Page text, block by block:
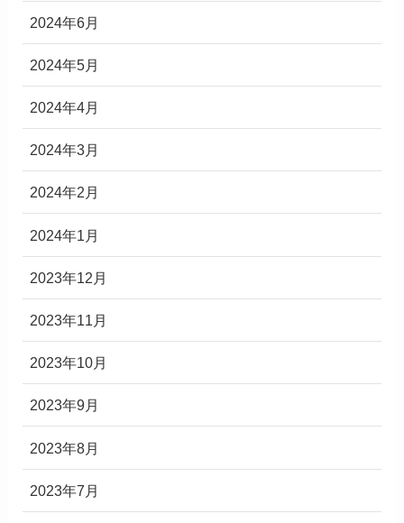
2024年6月
2024年5月
2024年4月
2024年3月
2024年2月
2024年1月
2023年12月
2023年11月
2023年10月
2023年9月
2023年8月
2023年7月